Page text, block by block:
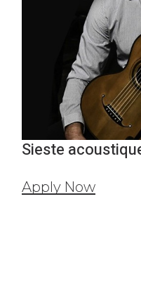
Sieste
Apply Now